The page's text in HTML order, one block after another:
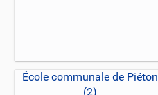
École communale de Piéton
(2)